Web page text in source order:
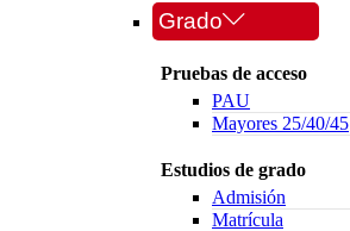
Grado
Pruebas de acceso
PAU
Mayores 25/40/45
Estudios de grado
Admisión
Matrícula